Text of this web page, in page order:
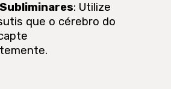
: Utilize
que o cérebro do